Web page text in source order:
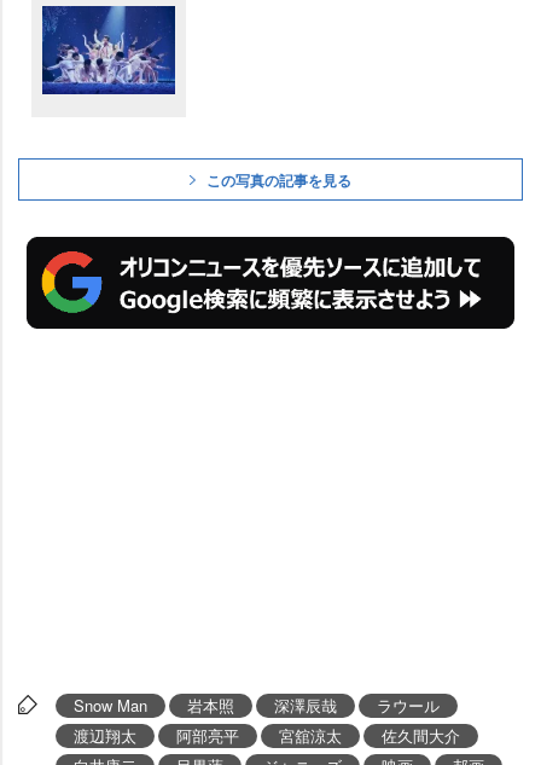
この写真の記事を見る
Snow Man 本照 深澤辰哉
ラウール
渡辺翔太
阿部亮平 宮舘涼太
佐久間大介